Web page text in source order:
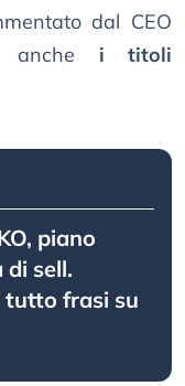
dal CEO
anche i titoli
piano
di sell.
tutto frasi su